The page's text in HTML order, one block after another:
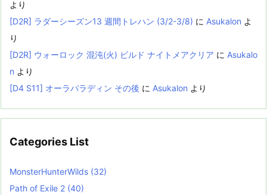
より
[D2R] ラダーシーズン13 週間トレハン (3/2-3/8) に Asukalon よ
り
[D2R] ウォーロック 混沌(火) ビルド ナイトメアクリア に Asukalo
n より
[D4 S11] オーラパラディン その後 に Asukalon より
Categories List
MonsterHunterWilds (32)
Path of Exile 2 (40)